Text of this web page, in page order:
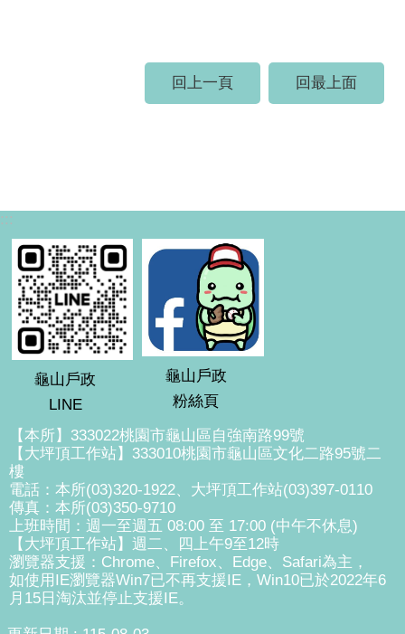
回上一頁 回最上面
:::
龜山戶政
LINE
龜山戶政
粉絲頁
【本所】333022桃園市龜山區自強南路99號
【大坪頂工作站】333010桃園市龜山區文化二路95號二
樓
電話：本所(03)320-1922、大坪頂工作站(03)397-0110
傳真：本所(03)350-9710
上班時間：週一至週五 08:00 至 17:00 (中午不休息)
【大坪頂工作站】週二、四上午9至12時
瀏覽器支援：Chrome、Firefox、Edge、Safari為主，
如使用IE瀏覽器Win7已不再支援IE，Win10已於2022年6
月15日淘汰並停止支援IE。